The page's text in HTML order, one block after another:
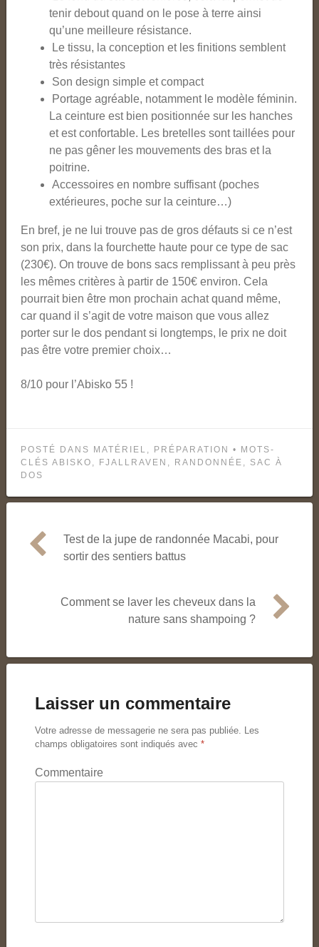
tenir debout quand on le pose à terre ainsi
qu’une meilleure résistance.
Le tissu, la conception et les finitions semblent
très résistantes
Son design simple et compact
Portage agréable, notamment le modèle féminin.
La ceinture est bien positionnée sur les hanches
et est confortable. Les bretelles sont taillées pour
ne pas gêner les mouvements des bras et la
poitrine.
Accessoires en nombre suffisant (poches
extérieures, poche sur la ceinture…)
En bref, je ne lui trouve pas de gros défauts si ce n’est
son prix, dans la fourchette haute pour ce type de sac
(230€). On trouve de bons sacs remplissant à peu près
les mêmes critères à partir de 150€ environ. Cela
pourrait bien être mon prochain achat quand même,
car quand il s’agit de votre maison que vous allez
porter sur le dos pendant si longtemps, le prix ne doit
pas être votre premier choix…
8/10 pour l’Abisko 55 !
POSTÉ DANS MATÉRIEL PRÉPARATION • MOTS-
CLÉS ABISKO FJALLRAVEN RANDONNÉE
SAC À
DOS
Navigation
l’article
Test de la jupe de randonnée Macabi, pour
sortir des sentiers battus
Comment se laver les cheveux dans la
nature sans shampoing ?
Laisser un commentaire
Votre adresse de messagerie ne sera pas publiée.
Les
champs obligatoires sont indiqués avec *
Commentaire